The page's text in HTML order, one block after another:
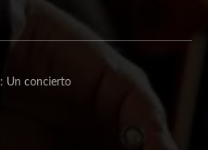
Un concierto